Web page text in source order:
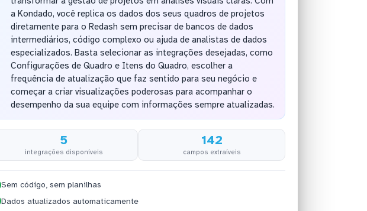
a Kondado, você replica os dados dos seus quadros de projetos
diretamente para o Redash sem precisar de bancos de dados
intermediários, código complexo ou ajuda de analistas de dados
especializados. Basta selecionar as integrações desejadas, como
Configurações de Quadro e Itens do Quadro, escolher a
frequência de atualização que faz sentido para seu negócio e
começar a criar visualizações poderosas para acompanhar o
desempenho da sua equipe com informações sempre atualizadas.
5
integrações disponíveis
142
campos extraíveis
Sem código, sem planilhas
Dados atualizados automaticamente